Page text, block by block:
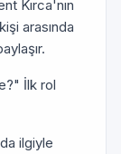
Kırca'nın
arasında
İlk rol
ilgiyle